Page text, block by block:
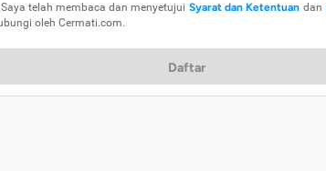
Saya telah membaca dan menyetujui Syarat dan Ketentuan dan
oleh Cermati.com.
Daftar